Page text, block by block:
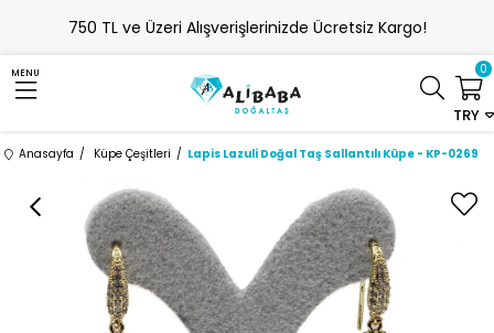
750 TL ve Üzeri Alışverişlerinizde Ücretsiz Kargo!
MENU
TRY
0
Anasayfa Küpe Çeşitleri Lapis Lazuli Doğal Taş Sallantılı Küpe - KP-0269